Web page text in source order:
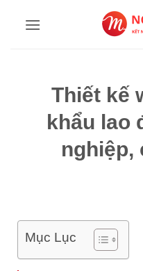
Thiết kế
khẩu lao
nghiệp,
Mục Lục